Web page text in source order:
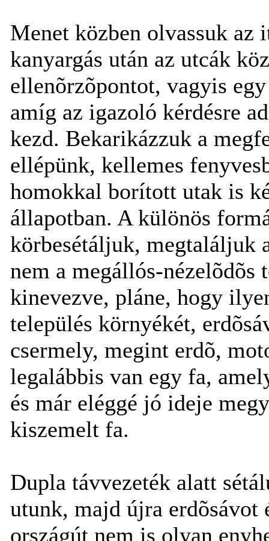
Menet közben olvassuk az
kanyargás után az utcák
ellenõrzõpontot, vagyis
amíg az igazoló kérdésre
kezd. Bekarikázzuk a
ellépünk, kellemes
homokkal borított utak is
állapotban. A különös
körbesétáljuk, megtaláljuk
nem a megállós-nézelõdõs
kinevezve, pláne, hogy
település környékét,
csermely, megint erdõ,
legalábbis van egy fa,
és már eléggé jó ideje
kiszemelt fa.
Dupla távvezeték alatt
utunk, majd újra
országút nem is olyan